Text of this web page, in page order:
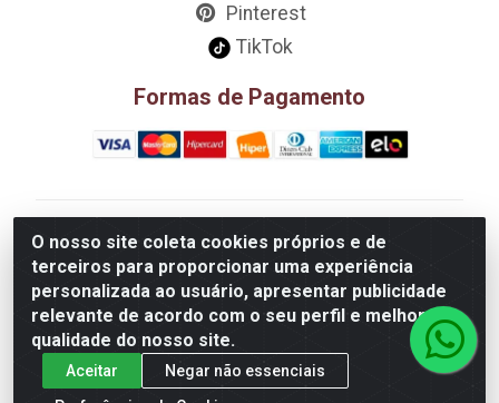
O nosso site coleta cookies próprios e de
terceiros para proporcionar uma experiência
personalizada ao usuário, apresentar publicidade
relevante de acordo com o seu perfil e melhorar a
qualidade do nosso site.
Aceitar
Negar não essenciais
Pinterest
TikTok
Formas de Pagamento
D&A Decoração e Ambientação LTDA - Rua Riachão,
807 – 3A, 4A, 5A, 12A, 14A - Muribeca, Jaboatão dos
Guararapes/PE - CEP 54.355-057 - CNPJ
08.749.430/0002-01